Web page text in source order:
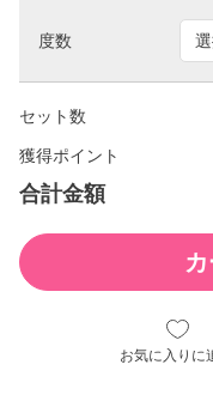
度数
セット数
獲得ポイント
合計金額
お気に入りに